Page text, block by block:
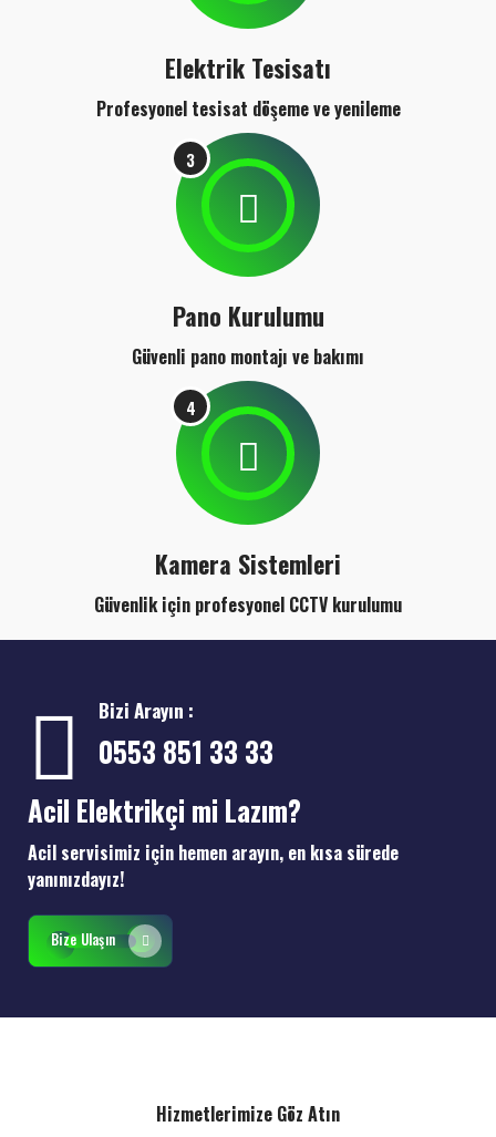
Elektrik Tesisatı
Profesyonel tesisat döşeme ve yenileme
3
Pano Kurulumu
Güvenli pano montajı ve bakımı
4
Kamera Sistemleri
Güvenlik için profesyonel CCTV kurulumu
Bizi Arayın :
0553 851 33 33
Acil Elektrikçi mi Lazım?
Acil servisimiz için hemen arayın, en kısa sürede
yanınızdayız!
Bize Ulaşın
Hizmetlerimize Göz Atın